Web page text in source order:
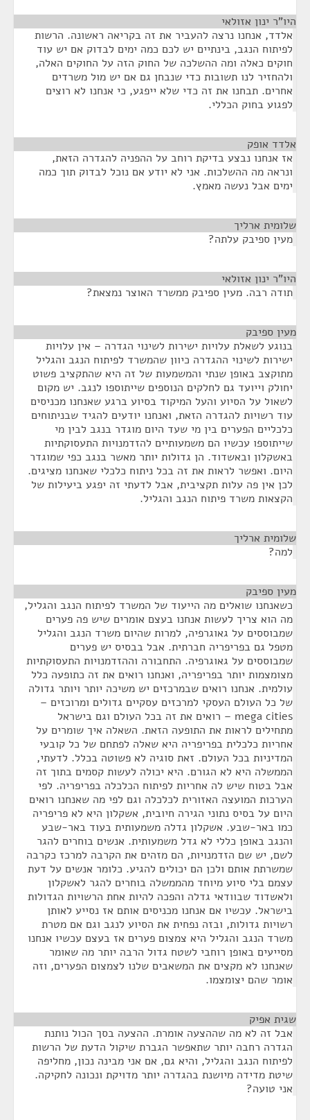
היו"ר ינון אזולאי
אלדד, אנחנו נרצה להעביר את זה בקריאה ראשונה. הרשות
לפיתוח הנגב, בינתיים יש לכם כמה ימים לבדוק אם יש עוד
חוקים כאלה ומה ההשלכה של החוק הזה על החוקים האלה,
ולהחזיר לנו תשובות כדי שנבחן גם אם יש מול משרדים
אחרים. תבחנו את זה כדי שלא ייפגע, כי אנחנו לא רוצים
לפגוע בחוק הכללי.
אלדד אופק
אז אנחנו נבצע בדיקת רוחב על ההפניה להגדרה הזאת,
ונראה מה ההשלכות. אני לא יודע אם נוכל לבדוק תוך כמה
ימים אבל נעשה מאמץ.
שלומית ארליך
מעין ספיבק עלתה?
היו"ר ינון אזולאי
תודה רבה. מעין ספיבק ממשרד האוצר נמצאת?
מעין ספיבק
בנוגע לשאלת עלויות ישירות לשינוי הגדרה – אין עלויות
ישירות לשינוי ההגדרה כיוון שהמשרד לפיתוח הנגב והגליל
מתוקצב באופן שנתי והמשמעות של זה היא שהתקציב פשוט
יחולק וייועד גם לחלקים הנוספים שייתוספו לנגב. יש מקום
לשאול על הסיוע והעל המיקוד בסיוע ברגע שאנחנו מכניסים
עוד רשויות להגדרה הזאת, ואנחנו יודעים להגיד שבניתוחים
כלכליים הפערים בין מי שעד היום מוגדר בנגב לבין מי
שייתוספו עכשיו הם משמעותיים להזדמנויות התעסוקתיות
באשקלון ובאשדוד. הן גדולות יותר מאשר בנגב כפי שמוגדר
היום. ואפשר לראות את זה בכל ניתוח כלכלי שאנחנו מציגים.
לכן אין פה עלות תקציבית, אבל לדעתי זה יפגע ביעילות של
הקצאות משרד פיתוח הנגב והגליל.
שלומית ארליך
למה?
מעין ספיבק
כשאנחנו שואלים מה הייעוד של המשרד לפיתוח הנגב והגליל,
מה הוא צריך לעשות אנחנו בעצם אומרים שיש פה פערים
שמבוססים על גאוגרפיה, למרות שהיום משרד הנגב והגליל
מטפל גם בפריפריה חברתית. אבל בבסיס יש פערים
שמבוססים על גאוגרפיה. התחבורה וההזדמנויות התעסוקתיות
מצומצמות יותר בפריפריה, ואנחנו רואים את זה כתופעה כלל
עולמית. אנחנו רואים שבמרכזים יש משיכה יותר ויותר גדולה
של כל העולם העסקי למרכזים עסקיים גדולים ומרוכזים –
mega cities – רואים את זה בכל העולם וגם בישראל
מתחילים לראות את התופעה הזאת. השאלה איך שומרים על
אחריות כלכלית בפריפריה היא שאלה לפתחם של כל קובעי
המדיניות בכל העולם. זאת סוגיה לא פשוטה בכלל. לדעתי,
הממשלה היא לא הגורם. היא יכולה לעשות קסמים בתוך זה
אבל בטוח שיש לה אחריות לפיתוח הכלכלה בפריפריה. לפי
הערכות המועצה האזורית לכלכלה וגם לפי מה שאנחנו רואים
היום על בסיס נתוני הגירה חיובית, אשקלון היא לא פריפריה
כמו באר-שבע. אשקלון גדלה משמעותית בעוד באר-שבע
והנגב באופן כללי לא גדל משמעותית. אנשים בוחרים להגר
לשם, יש שם הזדמנויות, הם מזהים את הקרבה למרכז כקרבה
שמשרתת אותם ולכן הם יכולים להגיע. כלומר אנשים על דעת
עצמם בלי סיוע מיוחד מהממשלה בוחרים להגר לאשקלון
ולאשדוד שבוודאי גדלה והפכה להיות אחת הרשויות הגדולות
בישראל. עכשיו אם אנחנו מכניסים אותם אז נסייע לאותן
רשויות גדולות, ובזה נפחית את הסיוע לנגב וגם אם מטרת
משרד הנגב והגליל היא צמצום פערים אז בעצם עכשיו אנחנו
מסייעים באופן רוחבי לשטח גדול הרבה יותר מה שאומר
שאנחנו לא מקצים את המשאבים שלנו לצמצום הפערים, וזה
אומר שהם יצומצמו.
שגית אפיק
אבל זה לא מה שההצעה אומרת. ההצעה בסך הכול נותנת
הגדרה רחבה יותר שתאפשר הגברת שיקול הדעת של הרשות
לפיתוח הנגב והגליל, והיא גם, אם אני מבינה נכון, מחליפה
שיטת מדידה מיושנת בהגדרה יותר מדויקת ונכונה לחקיקה.
אני טועה?